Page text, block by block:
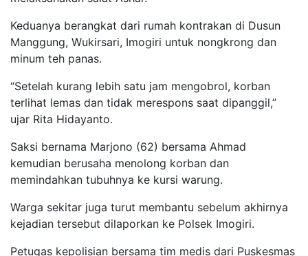
Keduanya berangkat dari rumah kontrakan di Dusun
Manggung, Wukirsari, Imogiri untuk nongkrong dan
minum teh panas.
“Setelah kurang lebih satu jam mengobrol, korban
terlihat lemas dan tidak merespons saat dipanggil,”
ujar Rita Hidayanto.
Saksi bernama Marjono (62) bersama Ahmad
kemudian berusaha menolong korban dan
memindahkan tubuhnya ke kursi warung.
Warga sekitar juga turut membantu sebelum akhirnya
kejadian tersebut dilaporkan ke Polsek Imogiri.
Petugas kepolisian bersama tim medis dari Puskesmas